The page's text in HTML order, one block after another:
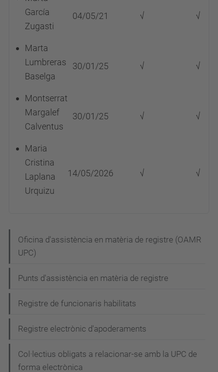
García
Zugasti
04/05/21 √ √
Marta
Lumbreras
Baselga
30/01/25 √ √
Montserrat
Margalef
Calventus
30/01/25 √ √
Maria
Cristina
Laplana
Urquizu
14/05/2026 √ √
e
a
c
Oficina d'assistència en matèria de registre (OAMR
UPC)
Punts d'assistència en matèria de registre
Registre de funcionaris habilitats
Registre electrònic d'apoderaments
Col·lectius obligats a relacionar-se amb la UPC de
forma electrònica